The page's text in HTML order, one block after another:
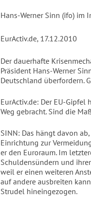
Hans-Werner Sinn (ifo) im
EurActiv.de, 17.12.2010
Der dauerhafte
Präsident Hans-Werner
Deutschland überfordern.
EurActiv.de: Der EU-
Weg gebracht. Sind die
SINN: Das hängt davon
Einrichtung zur
er den Euroraum. Im
Schuldensündern und
weil er einen weiteren
auf andere ausbreiten
Strudel hineingezogen.